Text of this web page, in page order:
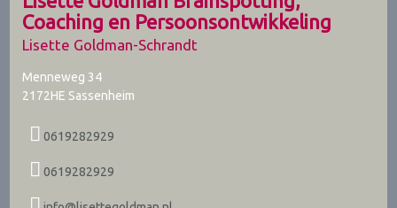
Coaching en Persoonsontwikkeling
Lisette Goldman-Schrandt
Menneweg 34
2172HE Sassenheim
0619282929
0619282929